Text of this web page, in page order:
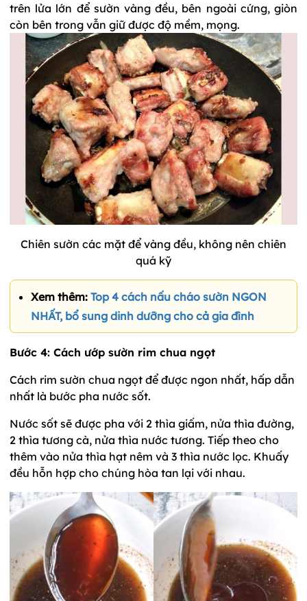
trên lửa lớn để sườn vàng đều, bên ngoài cứng, giòn
còn bên trong vẫn giữ được độ mềm, mọng.
Chiên sườn các mặt để vàng đều, không nên chiên
quá kỹ
Xem thêm: Top 4 cách nấu cháo sườn NGON
NHẤT, bổ sung dinh dưỡng cho cả gia đình
Bước 4: Cách ướp sườn rim chua ngọt
Cách rim sườn chua ngọt để được ngon nhất, hấp dẫn
nhất là bước pha nước sốt.
Nước sốt sẽ được pha với 2 thìa giấm, nửa thìa đường,
2 thìa tương cà, nửa thìa nước tương. Tiếp theo cho
thêm vào nửa thìa hạt nêm và 3 thìa nước lọc. Khuấy
đều hỗn hợp cho chúng hòa tan lại với nhau.